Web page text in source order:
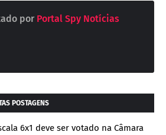
por Portal Spy Notícias
POSTAGENS
6x1 deve ser votado na Câmara